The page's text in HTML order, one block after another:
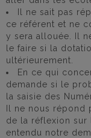
Il ne sait pas
ce référent et ne
y sera allouée. Il
le faire si la
ultérieurement.
En ce qui
demande si le
la saisie des
Il ne nous répond
de la réflexion sur
entendu notre